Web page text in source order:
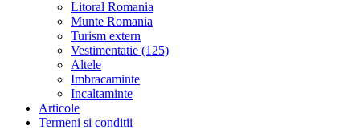
Litoral Romania
Munte Romania
Turism extern
Vestimentatie (125)
Altele
Imbracaminte
Incaltaminte
Articole
Termeni si conditii